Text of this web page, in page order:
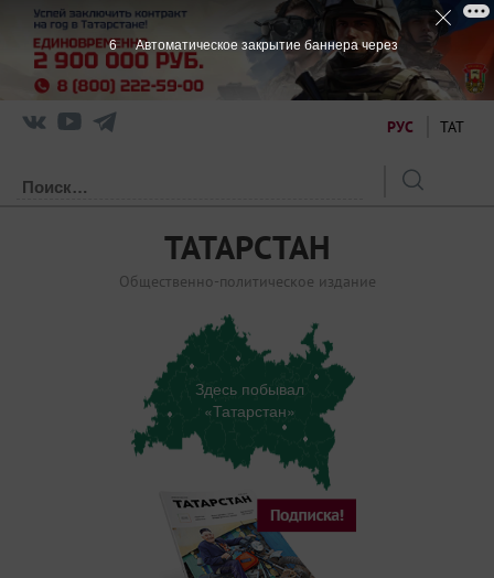
РУС ТАТ
ТАТАРСТАН
Общественно-политическое издание
Здесь побывал
«Татарстан»
6 Автоматическое закрытие баннера через